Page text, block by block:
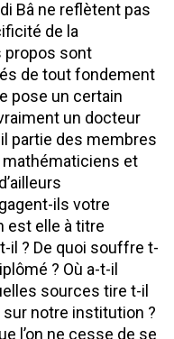
Bâ ne reflètent pas
de la
propos sont
de tout fondement
pose un certain
un docteur
partie des membres
mathématiciens et
ils votre
est elle à titre
il ? De quoi souffre t-
? Où a-t-il
sources tire t-il
notre institution ?
l’on ne cesse de se